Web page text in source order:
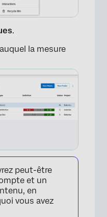
.
la mesure
peut-être
et un
en
vous avez